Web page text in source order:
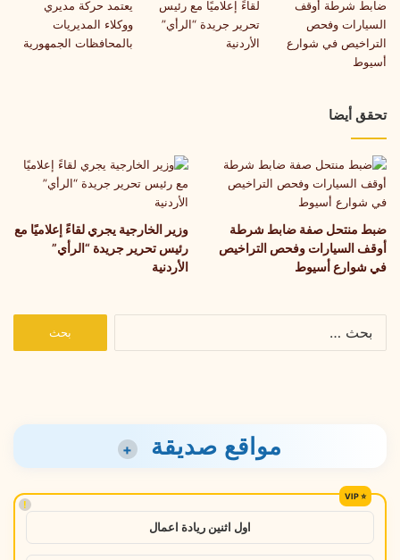
تحقق أيضا
ضبط منتحل صفة ضابط شرطة
أوقف السيارات وفحص التراخيص
في شوارع أسيوط
وزير الخارجية يجري لقاءً إعلاميًا مع
رئيس تحرير جريدة “الرأي”
الأردنية
مواقع صديقة +
!
اول اثنين ريادة اعمال